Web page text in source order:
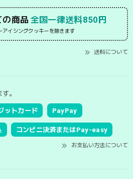
の商品 全国一律送料850円
イシングクッキーを除きます
送料について
。
ットカード PayPay
コンビニ決済またはPay-easy
お支払い方法について